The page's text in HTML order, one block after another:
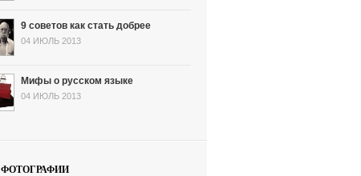
9 советов как стать добрее
04 ИЮЛЬ 2013
Мифы о русском языке
04 ИЮЛЬ 2013
ФОТОГРАФИИ